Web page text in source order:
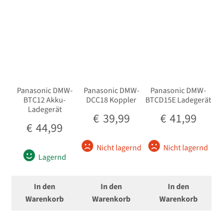
Batterie- und Handgriffe
öffnen
Akkus
öffnen
Ladegeräte / Netzgeräte
öffnen
für Nikon
Panasonic DMW-
BTC12 Akku-
Ladegerät
€ 44,99
Lagernd
In den
Warenkorb
Panasonic DMW-
DCC18 Koppler
€ 39,99
Nicht lagernd
In den
Warenkorb
Panasonic DMW-
BTCD15E Ladegerät
€ 41,99
Nicht lagernd
In den
Warenkorb